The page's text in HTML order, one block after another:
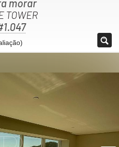
morar
TOWER